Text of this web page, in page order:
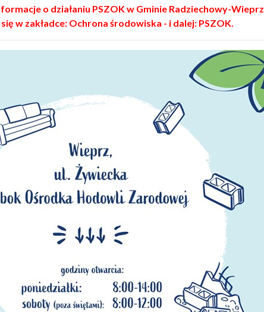
o działaniu PSZOK w Gminie Radziechowy-Wieprz
w zakładce: Ochrona środowiska - i dalej: PSZOK.